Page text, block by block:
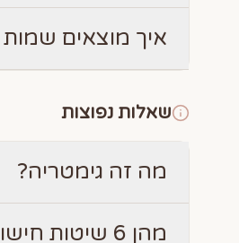
איך מוצאים שמות
שאלות נפוצות
מה זה גימטריה?
מהן 6 שיטות חישוב הגימטריה?